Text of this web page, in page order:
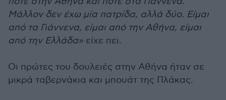
Μάλλον δεν έχω μία πατρίδα, αλλά δύο. Είμαι
από τα Γιάννενα, είμαι από την Αθήνα, είμαι
από την Ελλάδα» είχε πει.
Οι πρώτες του δουλειές στην Αθήνα ήταν σε
μικρά ταβερνάκια και μπουάτ της Πλάκας.